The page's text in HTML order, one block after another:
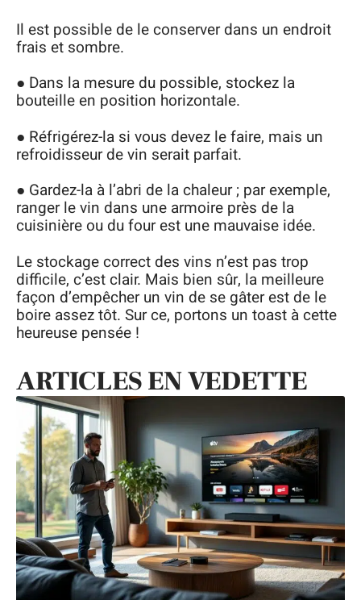
Il est possible de le conserver dans un endroit
frais et sombre.
● Dans la mesure du possible, stockez la
bouteille en position horizontale.
● Réfrigérez-la si vous devez le faire, mais un
refroidisseur de vin serait parfait.
● Gardez-la à l’abri de la chaleur ; par exemple,
ranger le vin dans une armoire près de la
cuisinière ou du four est une mauvaise idée.
Le stockage correct des vins n’est pas trop
difficile, c’est clair. Mais bien sûr, la meilleure
façon d’empêcher un vin de se gâter est de le
boire assez tôt. Sur ce, portons un toast à cette
heureuse pensée !
ARTICLES EN VEDETTE